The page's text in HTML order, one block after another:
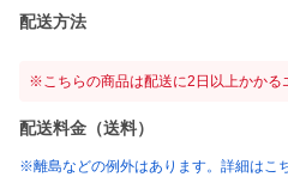
配送方法
※こちらの商品は配送に2日以上かかる
配送料金（送料）
※離島などの例外はあります。詳細はこ